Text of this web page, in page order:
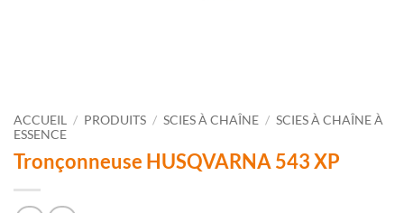
ACCUEIL / PRODUITS / SCIES À CHAÎNE / SCIES À CHAÎNE À
ESSENCE
Tronçonneuse HUSQVARNA 543 XP